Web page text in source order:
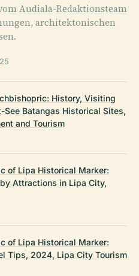
Audiala-Redaktionsteam
architektonischen
History, Visiting
Batangas Historical Sites,
and Tourism
of Lipa Historical Marker:
Attractions in Lipa City,
of Lipa Historical Marker:
Tips, 2024, Lipa City Tourism